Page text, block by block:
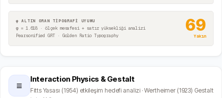
φ ALTIN ORAN TİPOGRAFİ UYUMU
φ = 1.618 · ölçek mesafesi + satır yüksekliği analizi
Pearsonified GRT · Golden Ratio Typography
69
Yakın
≡
Interaction Physics & Gestalt
Fitts Yasası (1954) etkileşim hedefi analizi · Wertheimer (1923) Gestalt